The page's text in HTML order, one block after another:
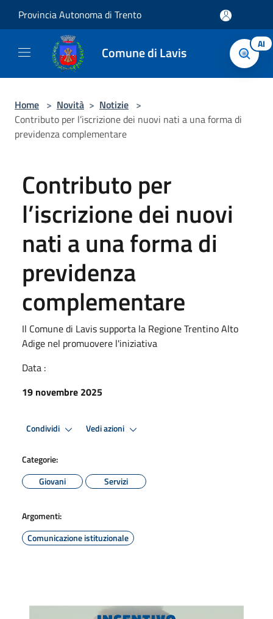
Provincia Autonoma di Trento
Comune di Lavis AI
Home > Novità > Notizie >
Contributo per l’iscrizione dei nuovi nati a una forma di
previdenza complementare
Contributo per
l’iscrizione dei nuovi
nati a una forma di
previdenza
complementare
Il Comune di Lavis supporta la Regione Trentino Alto
Adige nel promuovere l'iniziativa
Data :
19 novembre 2025
Condividi Vedi azioni
Categorie:
Giovani
Servizi
Argomenti:
Comunicazione istituzionale